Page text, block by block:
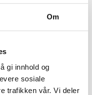
Om
gi innhold og
sosiale
trafikken vår. Vi deler
rekneskap
sidan sist
er framlagt av
på val av 3
Val av utsendingar